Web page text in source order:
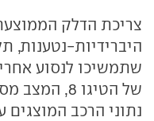
צריכת הדלק
היברידיות-נטענות,
שתמשיכו לנסוע
של הטיגו 8,
נתוני הרכב